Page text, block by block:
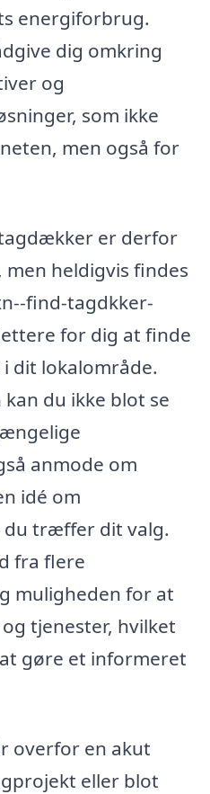
energiforbrug.
dig omkring
og
som ikke
men også for
er derfor
heldigvis findes
find-tagdkker-
for dig at finde
dit lokalområde.
du ikke blot se
anmode om
idé om
træffer dit valg.
fra flere
muligheden for at
tjenester, hvilket
gøre et informeret
overfor en akut
eller blot